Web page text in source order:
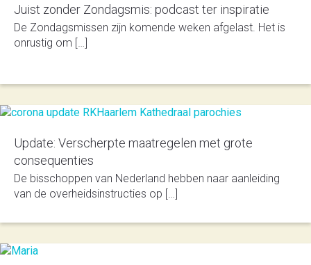
Juist zonder Zondagsmis: podcast ter inspiratie
De Zondagsmissen zijn komende weken afgelast. Het is
onrustig om […]
Update: Verscherpte maatregelen met grote
consequenties
De bisschoppen van Nederland hebben naar aanleiding
van de overheidsinstructies op […]